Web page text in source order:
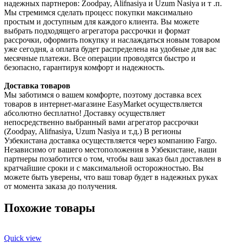
надежных партнеров: Zoodpay, Alifnasiya и Uzum Nasiya и т .п.
Мы стремимся сделать процесс покупки максимально
простым и доступным для каждого клиента. Вы можете
выбрать подходящего агрегатора рассрочки и формат
рассрочки, оформить покупку и наслаждаться новым товаром
уже сегодня, а оплата будет распределена на удобные для вас
месячные платежи. Все операции проводятся быстро и
безопасно, гарантируя комфорт и надежность.
Доставка товаров
Мы заботимся о вашем комфорте, поэтому доставка всех
товаров в интернет-магазине EasyMarket осуществляется
абсолютно бесплатно! Доставку осуществляет
непосредственно выбранный вами агрегатор рассрочки
(Zoodpay, Alifnasiya, Uzum Nasiya и т.д.) В регионы
Узбекистана доставка осуществляется через компанию Fargo.
Независимо от вашего местоположения в Узбекистане, наши
партнеры позаботится о том, чтобы ваш заказ был доставлен в
кратчайшие сроки и с максимальной осторожностью. Вы
можете быть уверены, что ваш товар будет в надежных руках
от момента заказа до получения.
Похожие товары
Quick view